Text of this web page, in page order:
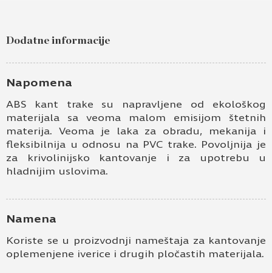
Dodatne informacije
Napomena
ABS kant trake su napravljene od ekološkog
materijala sa veoma malom emisijom štetnih
materija. Veoma je laka za obradu, mekanija i
fleksibilnija u odnosu na PVC trake. Povoljnija je
za krivolinijsko kantovanje i za upotrebu u
hladnijim uslovima.
Namena
Koriste se u proizvodnji nameštaja za kantovanje
oplemenjene iverice i drugih pločastih materijala.